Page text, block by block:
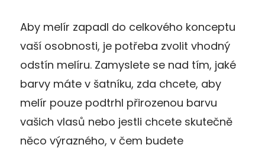
Aby melír zapadl do celkového konceptu
vaší osobnosti, je potřeba zvolit vhodný
odstín melíru. Zamyslete se nad tím, jaké
barvy máte v šatníku, zda chcete, aby
melír pouze podtrhl přirozenou barvu
vašich vlasů nebo jestli chcete skutečně
něco výrazného, v čem budete